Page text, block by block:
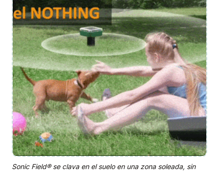
Sonic Field® se clava en el suelo en una zona soleada, sin